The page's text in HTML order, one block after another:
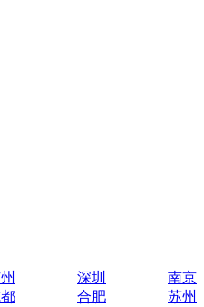
深圳
南京
合肥
苏州